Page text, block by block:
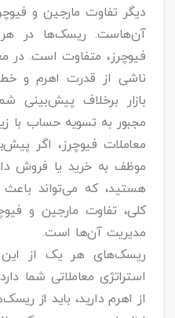
دیگر تفاوت مارجین و
آن‌هاست. ریسک‌ها در هر
فیوچرز، متفاوت است. در
ناشی از قدرت اهرم و
بازار برخلاف
مجبور به تسویه حساب با
معاملات فیوچرز، اگر
موظف به خرید یا فروش
هستید، که می‌تواند
کلی، تفاوت مارجین و
مدیریت آن‌ها است.
ریسک‌های هر یک از این
استراتژی معاملاتی شما
از اهرم دارید، باید از